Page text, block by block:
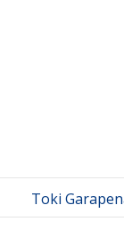
Toki